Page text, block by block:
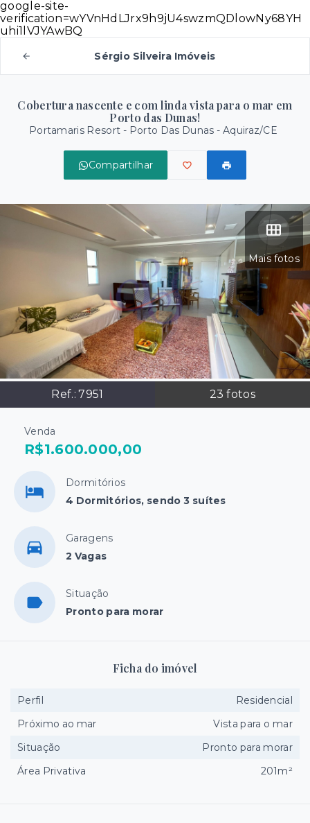
google-site-
verification=wYVnHdLJrx9h9jU4swzmQDlowNy68YH
uhi1lVJYAwBQ
Sérgio Silveira Imóveis
Cobertura nascente e com linda vista para o mar em
Porto das Dunas!
Portamaris Resort - Porto Das Dunas - Aquiraz/CE
Compartilhar
Mais fotos
Ref.:7951 23 fotos
Venda
R$1.600.000,00
Dormitórios
4 Dormitórios, sendo 3 suítes
Garagens
2 Vagas
Situação
Pronto para morar
Ficha do imóvel
Perfil
Residencial
Próximo ao mar
Vista para o mar
Situação
Pronto para morar
Área Privativa
201m²